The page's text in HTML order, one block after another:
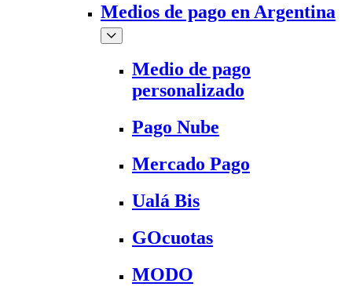
Medios de pago en Argentina
Medio de pago
personalizado
Pago Nube
Mercado Pago
Ualá Bis
GOcuotas
MODO